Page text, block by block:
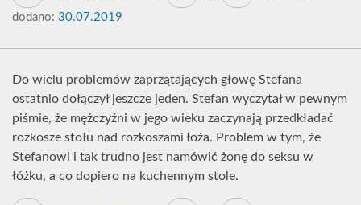
dodano: 30.07.2019
Do wielu problemów zaprzątających głowę Stefana
ostatnio dołączył jeszcze jeden. Stefan wyczytał w pewnym
piśmie, że mężczyźni w jego wieku zaczynają przedkładać
rozkosze stołu nad rozkoszami łoża. Problem w tym, że
Stefanowi i tak trudno jest namówić żonę do seksu w
łóżku, a co dopiero na kuchennym stole.